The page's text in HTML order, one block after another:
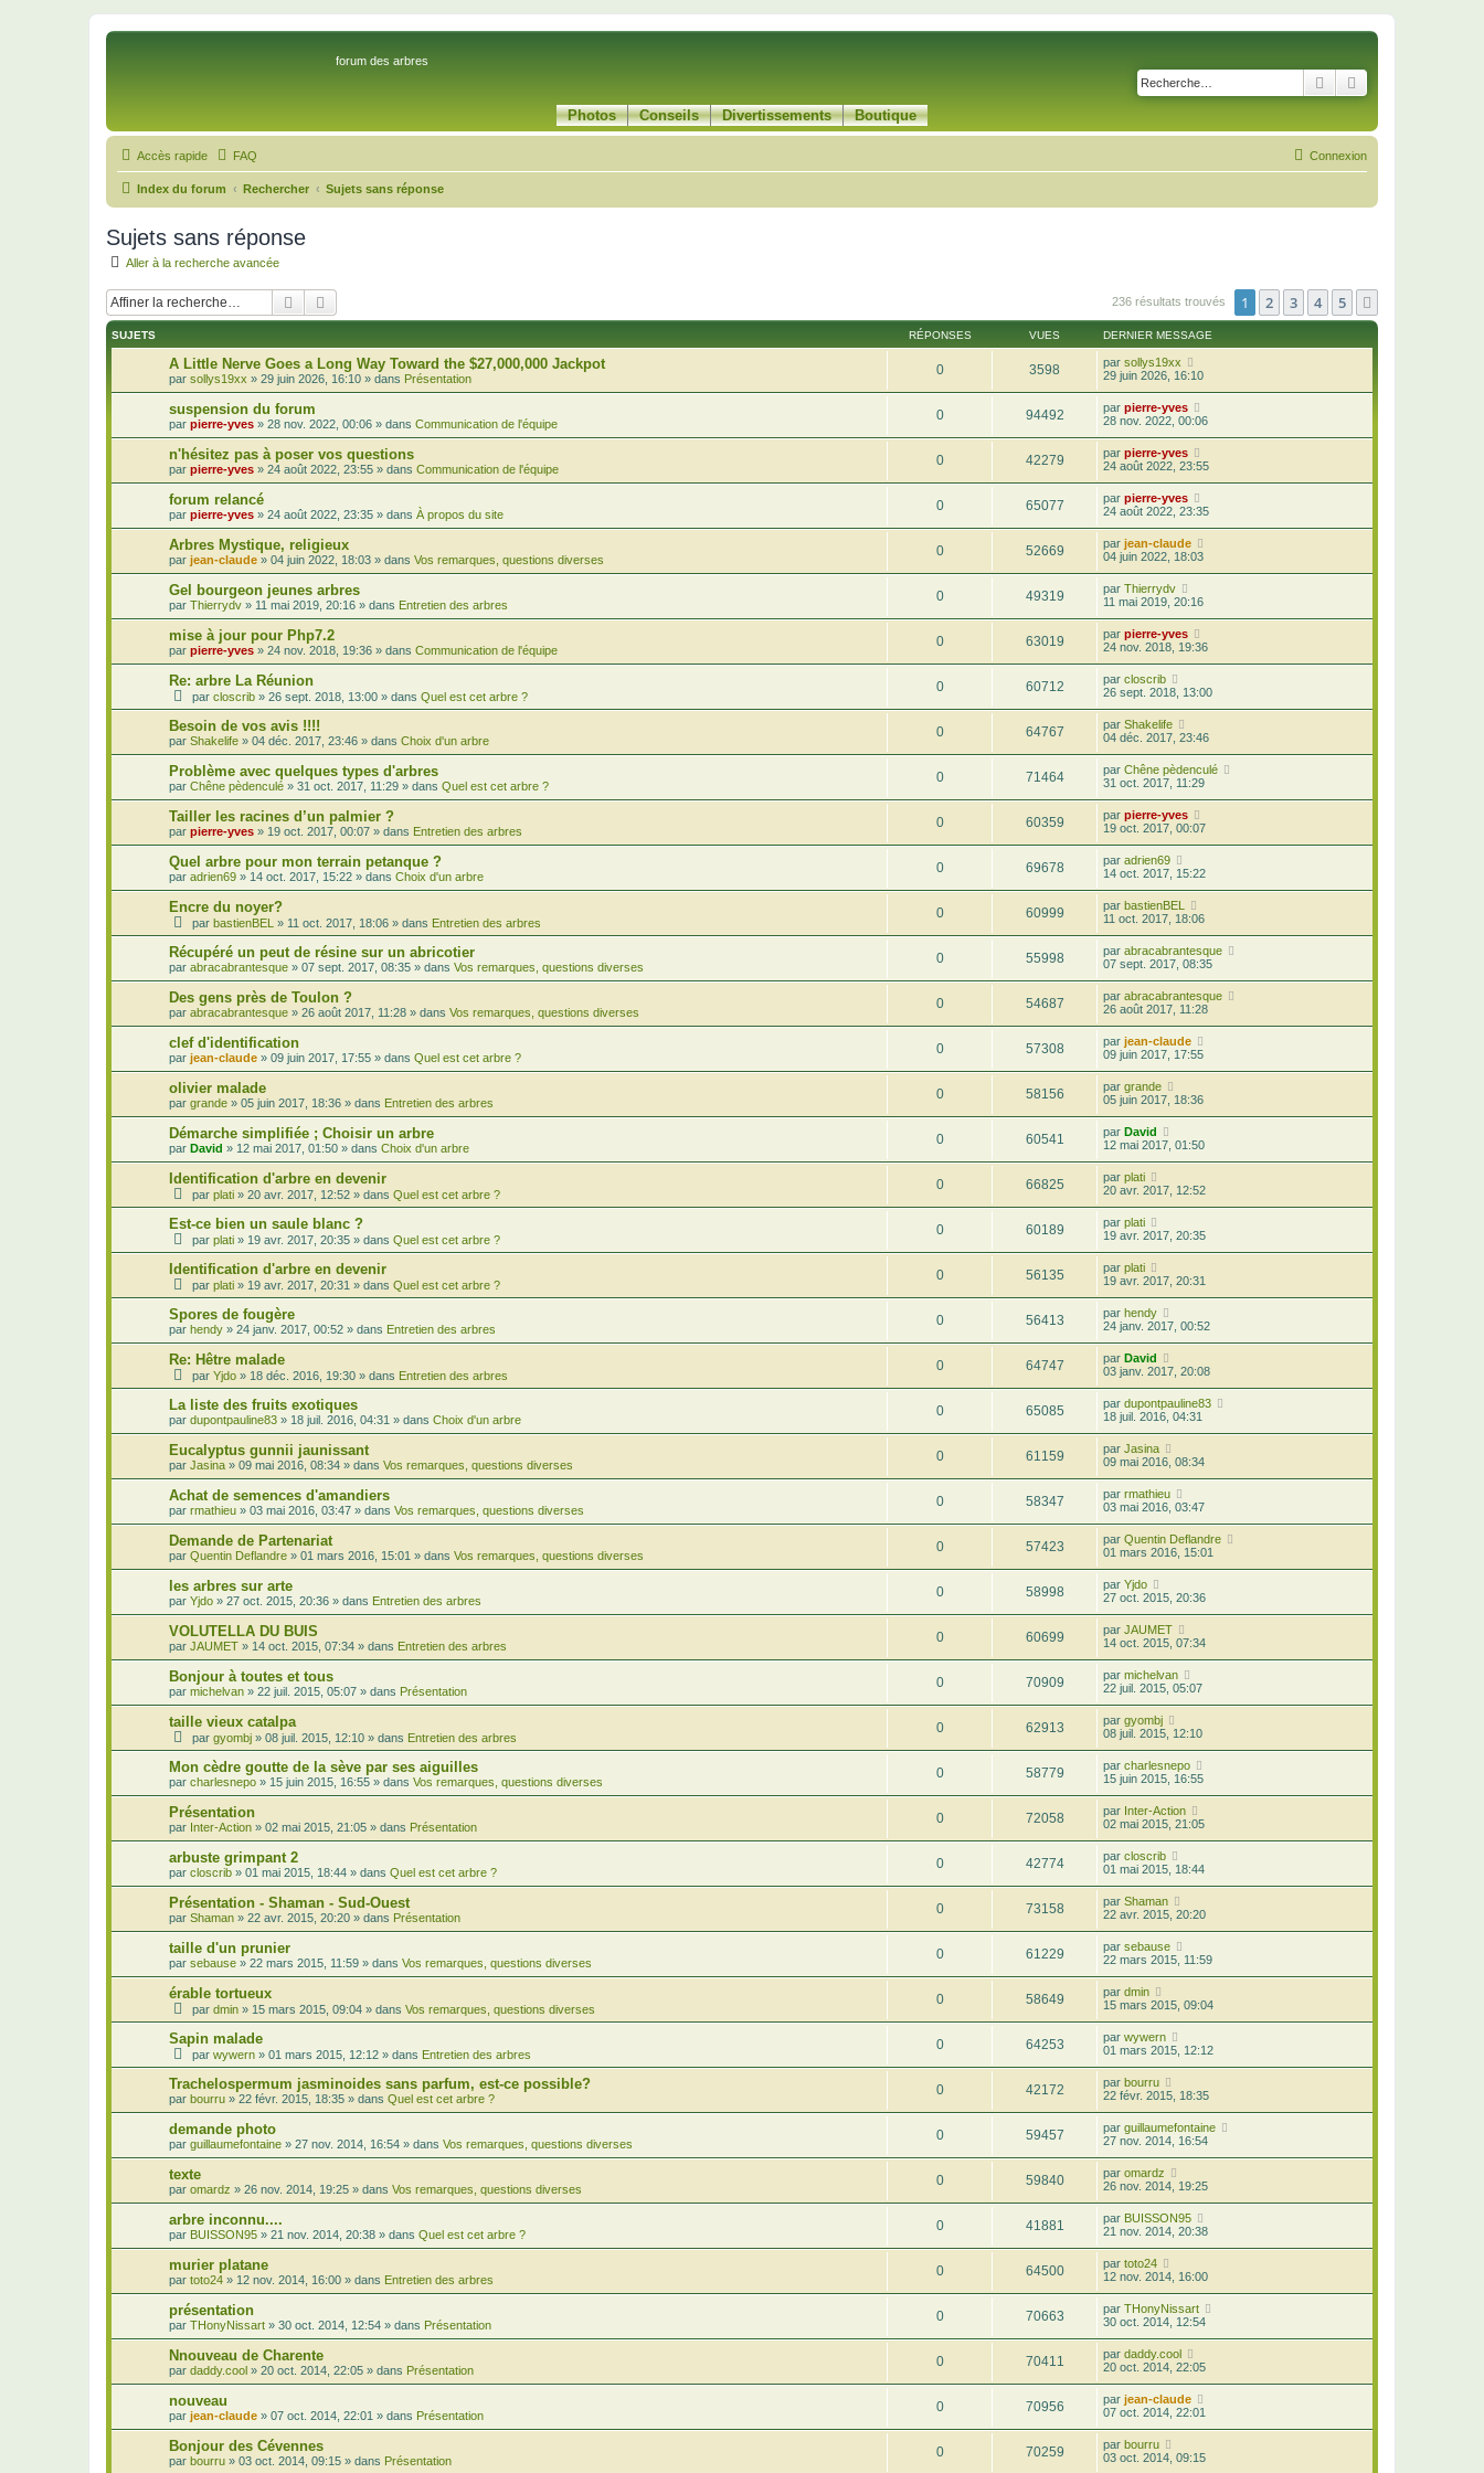
forum des arbres
Rechercher
Photos Conseils Divertissements Boutique
Accès rapide FAQ Connexion
Index du forum Rechercher Sujets sans réponse
Sujets sans réponse
Aller à la recherche avancée
Rechercher 236 résultats trouvés 1 2 3 4 5
SUJETS RÉPONSES VUES DERNIER MESSAGE
A Little Nerve Goes a Long Way Toward the $27,000,000 Jackpot
par sollys19xx » 29 juin 2026, 16:10 » dans Présentation
0 3598 par sollys19xx
29 juin 2026, 16:10
suspension du forum
par pierre-yves » 28 nov. 2022, 00:06 » dans Communication de l'équipe
0 94492 par pierre-yves
28 nov. 2022, 00:06
n'hésitez pas à poser vos questions
par pierre-yves » 24 août 2022, 23:55 » dans Communication de l'équipe
0 42279 par pierre-yves
24 août 2022, 23:55
forum relancé
par pierre-yves » 24 août 2022, 23:35 » dans À propos du site
0 65077 par pierre-yves
24 août 2022, 23:35
Arbres Mystique, religieux
par jean-claude » 04 juin 2022, 18:03 » dans Vos remarques, questions diverses
0 52669 par jean-claude
04 juin 2022, 18:03
Gel bourgeon jeunes arbres
par Thierrydv » 11 mai 2019, 20:16 » dans Entretien des arbres
0 49319 par Thierrydv
11 mai 2019, 20:16
mise à jour pour Php7.2
par pierre-yves » 24 nov. 2018, 19:36 » dans Communication de l'équipe
0 63019 par pierre-yves
24 nov. 2018, 19:36
Re: arbre La Réunion
par closcrib » 26 sept. 2018, 13:00 » dans Quel est cet arbre ?
0 60712 par closcrib
26 sept. 2018, 13:00
Besoin de vos avis !!!!
par Shakelife » 04 déc. 2017, 23:46 » dans Choix d'un arbre
0 64767 par Shakelife
04 déc. 2017, 23:46
Problème avec quelques types d'arbres
par Chêne pèdenculé » 31 oct. 2017, 11:29 » dans Quel est cet arbre ?
0 71464 par Chêne pèdenculé
31 oct. 2017, 11:29
Tailler les racines d’un palmier ?
par pierre-yves » 19 oct. 2017, 00:07 » dans Entretien des arbres
0 60359 par pierre-yves
19 oct. 2017, 00:07
Quel arbre pour mon terrain petanque ?
par adrien69 » 14 oct. 2017, 15:22 » dans Choix d'un arbre
0 69678 par adrien69
14 oct. 2017, 15:22
Encre du noyer?
par bastienBEL » 11 oct. 2017, 18:06 » dans Entretien des arbres
0 60999 par bastienBEL
11 oct. 2017, 18:06
Récupéré un peut de résine sur un abricotier
par abracabrantesque » 07 sept. 2017, 08:35 » dans Vos remarques, questions diverses
0 55998 par abracabrantesque
07 sept. 2017, 08:35
Des gens près de Toulon ?
par abracabrantesque » 26 août 2017, 11:28 » dans Vos remarques, questions diverses
0 54687 par abracabrantesque
26 août 2017, 11:28
clef d'identification
par jean-claude » 09 juin 2017, 17:55 » dans Quel est cet arbre ?
0 57308 par jean-claude
09 juin 2017, 17:55
olivier malade
par grande » 05 juin 2017, 18:36 » dans Entretien des arbres
0 58156 par grande
05 juin 2017, 18:36
Démarche simplifiée ; Choisir un arbre
par David » 12 mai 2017, 01:50 » dans Choix d'un arbre
0 60541 par David
12 mai 2017, 01:50
Identification d'arbre en devenir
par plati » 20 avr. 2017, 12:52 » dans Quel est cet arbre ?
0 66825 par plati
20 avr. 2017, 12:52
Est-ce bien un saule blanc ?
par plati » 19 avr. 2017, 20:35 » dans Quel est cet arbre ?
0 60189 par plati
19 avr. 2017, 20:35
Identification d'arbre en devenir
par plati » 19 avr. 2017, 20:31 » dans Quel est cet arbre ?
0 56135 par plati
19 avr. 2017, 20:31
Spores de fougère
par hendy » 24 janv. 2017, 00:52 » dans Entretien des arbres
0 56413 par hendy
24 janv. 2017, 00:52
Re: Hêtre malade
par Yjdo » 18 déc. 2016, 19:30 » dans Entretien des arbres
0 64747 par David
03 janv. 2017, 20:08
La liste des fruits exotiques
par dupontpauline83 » 18 juil. 2016, 04:31 » dans Choix d'un arbre
0 65085 par dupontpauline83
18 juil. 2016, 04:31
Eucalyptus gunnii jaunissant
par Jasina » 09 mai 2016, 08:34 » dans Vos remarques, questions diverses
0 61159 par Jasina
09 mai 2016, 08:34
Achat de semences d'amandiers
par rmathieu » 03 mai 2016, 03:47 » dans Vos remarques, questions diverses
0 58347 par rmathieu
03 mai 2016, 03:47
Demande de Partenariat
par Quentin Deflandre » 01 mars 2016, 15:01 » dans Vos remarques, questions diverses
0 57423 par Quentin Deflandre
01 mars 2016, 15:01
les arbres sur arte
par Yjdo » 27 oct. 2015, 20:36 » dans Entretien des arbres
0 58998 par Yjdo
27 oct. 2015, 20:36
VOLUTELLA DU BUIS
par JAUMET » 14 oct. 2015, 07:34 » dans Entretien des arbres
0 60699 par JAUMET
14 oct. 2015, 07:34
Bonjour à toutes et tous
par michelvan » 22 juil. 2015, 05:07 » dans Présentation
0 70909 par michelvan
22 juil. 2015, 05:07
taille vieux catalpa
par gyombj » 08 juil. 2015, 12:10 » dans Entretien des arbres
0 62913 par gyombj
08 juil. 2015, 12:10
Mon cèdre goutte de la sève par ses aiguilles
par charlesnepo » 15 juin 2015, 16:55 » dans Vos remarques, questions diverses
0 58779 par charlesnepo
15 juin 2015, 16:55
Présentation
par Inter-Action » 02 mai 2015, 21:05 » dans Présentation
0 72058 par Inter-Action
02 mai 2015, 21:05
arbuste grimpant 2
par closcrib » 01 mai 2015, 18:44 » dans Quel est cet arbre ?
0 42774 par closcrib
01 mai 2015, 18:44
Présentation - Shaman - Sud-Ouest
par Shaman » 22 avr. 2015, 20:20 » dans Présentation
0 73158 par Shaman
22 avr. 2015, 20:20
taille d'un prunier
par sebause » 22 mars 2015, 11:59 » dans Vos remarques, questions diverses
0 61229 par sebause
22 mars 2015, 11:59
érable tortueux
par dmin » 15 mars 2015, 09:04 » dans Vos remarques, questions diverses
0 58649 par dmin
15 mars 2015, 09:04
Sapin malade
par wywern » 01 mars 2015, 12:12 » dans Entretien des arbres
0 64253 par wywern
01 mars 2015, 12:12
Trachelospermum jasminoides sans parfum, est-ce possible?
par bourru » 22 févr. 2015, 18:35 » dans Quel est cet arbre ?
0 42172 par bourru
22 févr. 2015, 18:35
demande photo
par guillaumefontaine » 27 nov. 2014, 16:54 » dans Vos remarques, questions diverses
0 59457 par guillaumefontaine
27 nov. 2014, 16:54
texte
par omardz » 26 nov. 2014, 19:25 » dans Vos remarques, questions diverses
0 59840 par omardz
26 nov. 2014, 19:25
arbre inconnu....
par BUISSON95 » 21 nov. 2014, 20:38 » dans Quel est cet arbre ?
0 41881 par BUISSON95
21 nov. 2014, 20:38
murier platane
par toto24 » 12 nov. 2014, 16:00 » dans Entretien des arbres
0 64500 par toto24
12 nov. 2014, 16:00
présentation
par THonyNissart » 30 oct. 2014, 12:54 » dans Présentation
0 70663 par THonyNissart
30 oct. 2014, 12:54
Nnouveau de Charente
par daddy.cool » 20 oct. 2014, 22:05 » dans Présentation
0 70411 par daddy.cool
20 oct. 2014, 22:05
nouveau
par jean-claude » 07 oct. 2014, 22:01 » dans Présentation
0 70956 par jean-claude
07 oct. 2014, 22:01
Bonjour des Cévennes
par bourru » 03 oct. 2014, 09:15 » dans Présentation
0 70259 par bourru
03 oct. 2014, 09:15